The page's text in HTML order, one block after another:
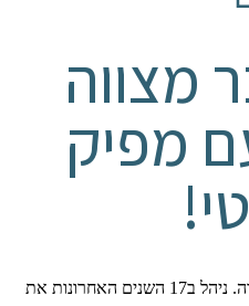
מצווה
מפיק
אהרון מזרחי העומד מאחורי החברה. ניהל ב17 השנים האחרונות את